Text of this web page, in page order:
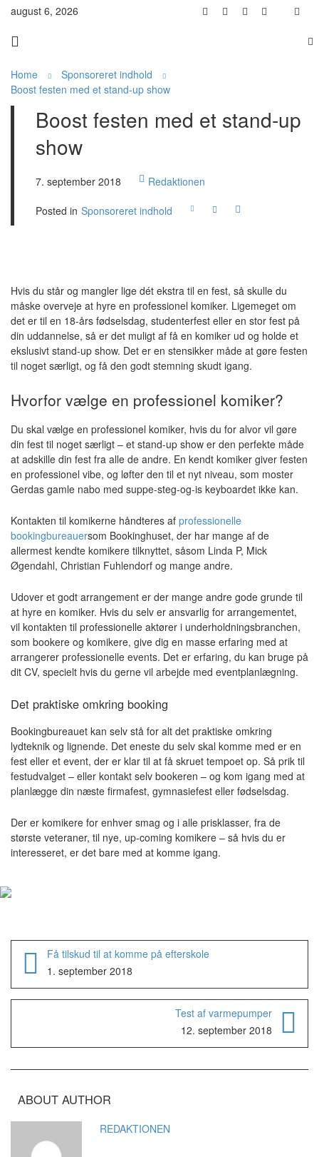
august 6, 2026
Home
Sponsoreret indhold
Boost festen med et stand-up show
Boost festen med et stand-up
show
7. september 2018 Redaktionen
Posted in Sponsoreret indhold
Hvis du står og mangler lige dét ekstra til en fest, så skulle du
måske overveje at hyre en professionel komiker. Ligemeget om
det er til en 18-års fødselsdag, studenterfest eller en stor fest på
din uddannelse, så er det muligt af få en komiker ud og holde et
ekslusivt stand-up show. Det er en stensikker måde at gøre festen
til noget særligt, og få den godt stemning skudt igang.
Hvorfor vælge en professionel komiker?
Du skal vælge en professionel komiker, hvis du for alvor vil gøre
din fest til noget særligt – et stand-up show er den perfekte måde
at adskille din fest fra alle de andre. En kendt komiker giver festen
en professionel vibe, og løfter den til et nyt niveau, som moster
Gerdas gamle nabo med suppe-steg-og-is keyboardet ikke kan.
Kontakten til komikerne håndteres af professionelle
bookingbureauersom Bookinghuset, der har mange af de
allermest kendte komikere tilknyttet, såsom Linda P, Mick
Øgendahl, Christian Fuhlendorf og mange andre.
Udover et godt arrangement er der mange andre gode grunde til
at hyre en komiker. Hvis du selv er ansvarlig for arrangementet,
vil kontakten til professionelle aktører i underholdningsbranchen,
som bookere og komikere, give dig en masse erfaring med at
arrangerer professionelle events. Det er erfaring, du kan bruge på
dit CV, specielt hvis du gerne vil arbejde med eventplanlægning.
Det praktiske omkring booking
Bookingbureauet kan selv stå for alt det praktiske omkring
lydteknik og lignende. Det eneste du selv skal komme med er en
fest eller et event, der er klar til at få skruet tempoet op. Så prik til
festudvalget – eller kontakt selv bookeren – og kom igang med at
planlægge din næste firmafest, gymnasiefest eller fødselsdag.
Der er komikere for enhver smag og i alle prisklasser, fra de
største veteraner, til nye, up-coming komikere – så hvis du er
interesseret, er det bare med at komme igang.
Få tilskud til at komme på efterskole
1. september 2018
Test af varmepumper
12. september 2018
ABOUT AUTHOR
REDAKTIONEN